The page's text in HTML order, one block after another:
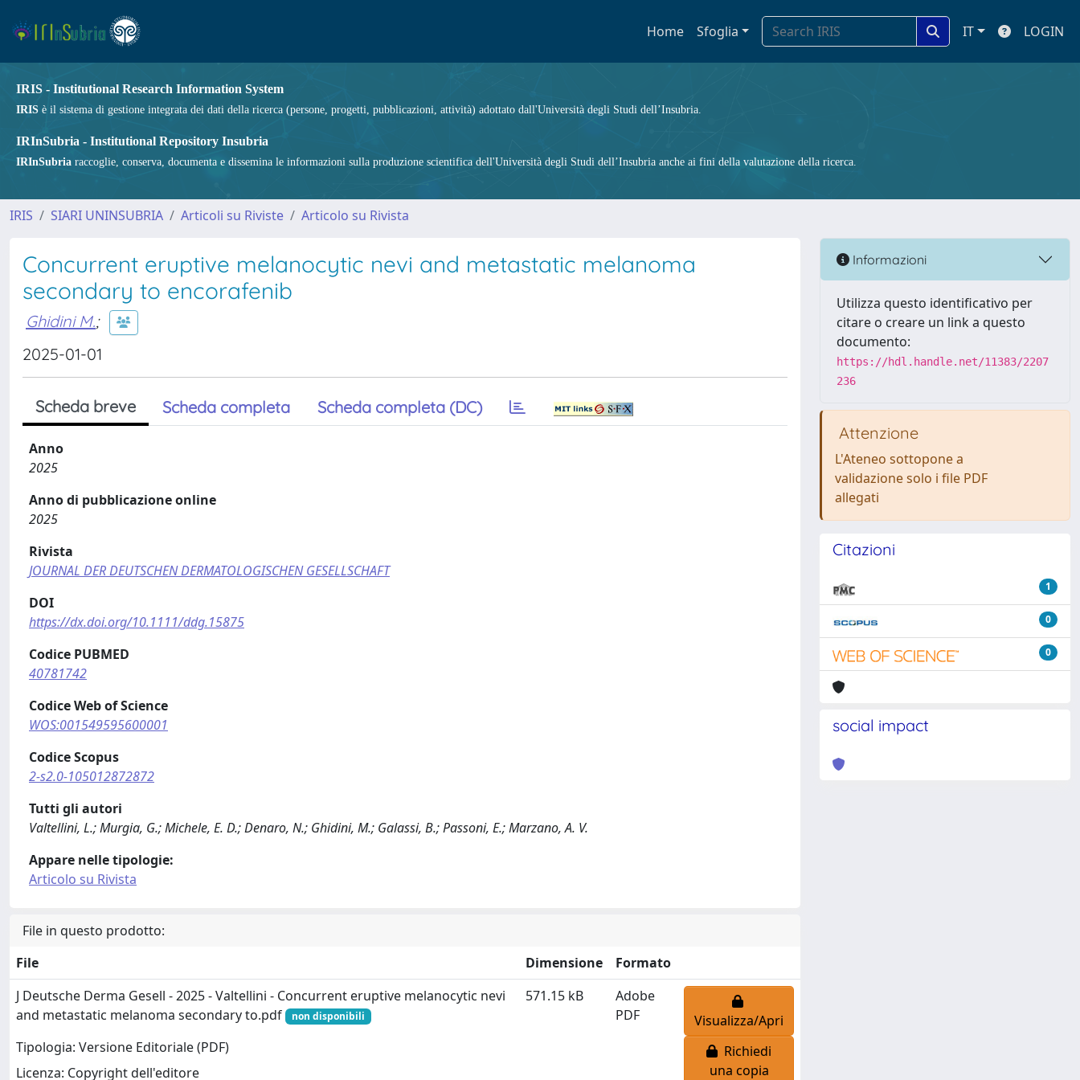
Home Sfoglia IT LOGIN
IRIS - Institutional Research Information System
IRIS è il sistema di gestione integrata dei dati della ricerca (persone, progetti, pubblicazioni, attività) adottato dall'Università degli Studi dell’Insubria.
IRInSubria - Institutional Repository Insubria
IRInSubria raccoglie, conserva, documenta e dissemina le informazioni sulla produzione scientifica dell'Università degli Studi dell’Insubria anche ai fini della valutazione della ricerca.
IRIS SIARI UNINSUBRIA Articoli su Riviste Articolo su Rivista
Concurrent eruptive melanocytic nevi and metastatic melanoma
secondary to encorafenib
Ghidini M.;
2025-01-01
Scheda breve Scheda completa Scheda completa (DC)
Anno
2025
Anno di pubblicazione online
2025
Rivista
JOURNAL DER DEUTSCHEN DERMATOLOGISCHEN GESELLSCHAFT
DOI
https://dx.doi.org/10.1111/ddg.15875
Codice PUBMED
40781742
Codice Web of Science
WOS:001549595600001
Codice Scopus
2-s2.0-105012872872
Tutti gli autori
Valtellini, L.; Murgia, G.; Michele, E. D.; Denaro, N.; Ghidini, M.; Galassi, B.; Passoni, E.; Marzano, A. V.
Appare nelle tipologie:
Articolo su Rivista
File in questo prodotto:
File
Dimensione
Formato
J Deutsche Derma Gesell - 2025 - Valtellini - Concurrent eruptive melanocytic nevi
and metastatic melanoma secondary to.pdf
non disponibili
Tipologia: Versione Editoriale (PDF)
Licenza: Copyright dell'editore
571.15 kB
Adobe
PDF
Visualizza/Apri
Richiedi
una copia
Informazioni
Utilizza questo identificativo per
citare o creare un link a questo
documento:
https://hdl.handle.net/11383/2207
236
Attenzione
L'Ateneo sottopone a
validazione solo i file PDF
allegati
Citazioni
1
0
0
social impact